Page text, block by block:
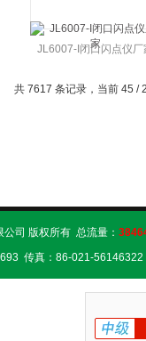
JL6007-I闭口闪点仪厂
共 7617 条记录，当前 45 /
司 版权所有 总流量：
传真：86-021-